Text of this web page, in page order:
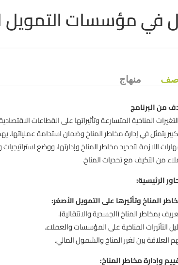
في مؤسسات التمويل
منهاج
من البرنامج
المناخية المتسارعة وتأثيراتها على القطاعات
يتمثل في إدارة مخاطر المناخ وضمان استدامة عملياتها.
اللازمة لتحديد مخاطر المناخ وإدارتها، ووضع
من التكيف مع تحديات المناخ.
الرئيسية:
المناخ وتأثيرها على التمويل الأصغر:
بمخاطر المناخ (الجسدية والانتقالية).
التأثيرات المناخية على المؤسسات والعملاء.
العلاقة بين تغير المناخ والشمول المالي.
وإدارة مخاطر المناخ: